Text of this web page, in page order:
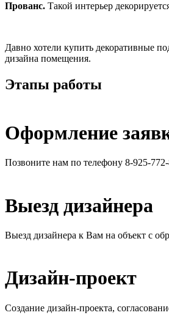
Прованс. Такой интерьер
Давно хотели купить декоративные
дизайна помещения.
Этапы работы
Оформление
Позвоните нам по телефону 8-925-
Выезд дизайнера
Выезд дизайнера к Вам на объект с
Дизайн-проект
Создание дизайн-проекта,